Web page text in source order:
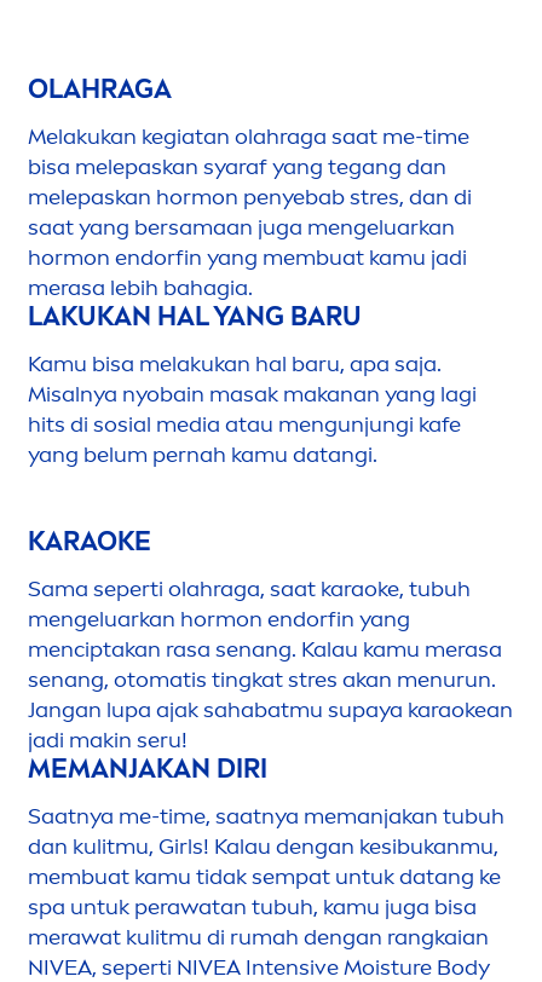
OLAHRAGA
Melakukan kegiatan olahraga saat me-time
bisa melepaskan syaraf yang tegang dan
melepaskan hormon penyebab stres, dan di
saat yang bersamaan juga mengeluarkan
hormon endorfin yang membuat kamu jadi
merasa lebih bahagia.
LAKUKAN HAL YANG BARU
Kamu bisa melakukan hal baru, apa saja.
Misalnya nyobain masak makanan yang lagi
hits di sosial media atau mengunjungi kafe
yang belum pernah kamu datangi.
KARAOKE
Sama seperti olahraga, saat karaoke, tubuh
mengeluarkan hormon endorfin yang
menciptakan rasa senang. Kalau kamu merasa
senang, otomatis tingkat stres akan menurun.
Jangan lupa ajak sahabatmu supaya karaokean
jadi makin seru!
MEMANJAKAN DIRI
Saatnya me-time, saatnya memanjakan tubuh
dan kulitmu, Girls! Kalau dengan kesibukanmu,
membuat kamu tidak sempat untuk datang ke
spa untuk perawatan tubuh, kamu juga bisa
merawat kulitmu di rumah dengan rangkaian
NIVEA, seperti NIVEA Intensive Moisture Body